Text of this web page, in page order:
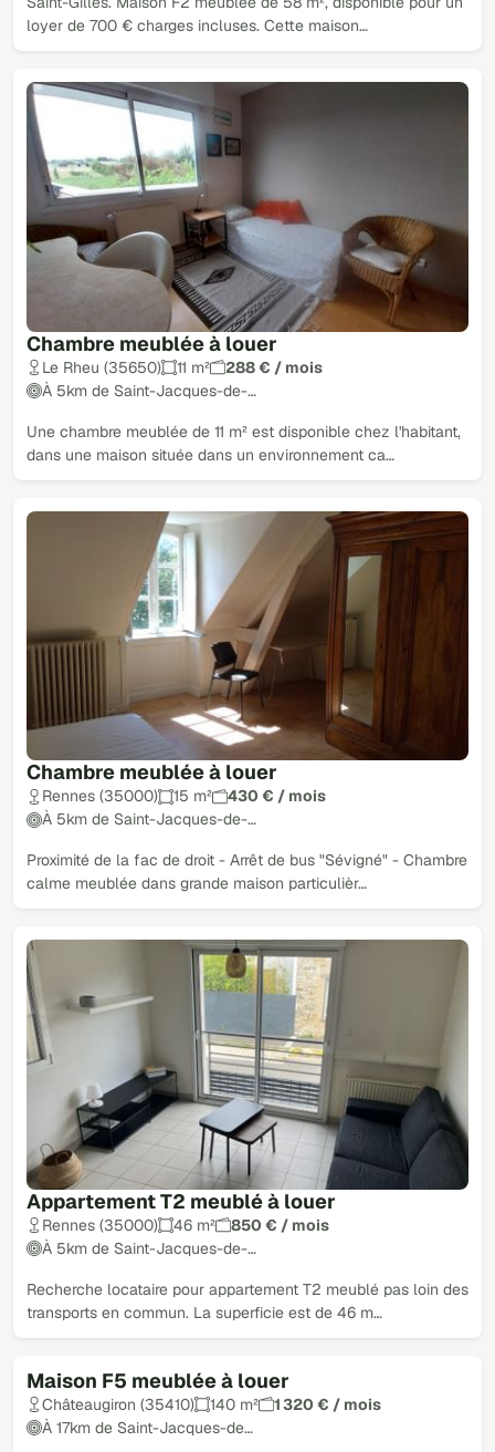
loyer de 700 € charges incluses. Cette maison…
Chambre meublée à louer
Le Rheu (35650) 11 m²
288 € / mois
À 5km de Saint-Jacques-de-…
Une chambre meublée de 11 m² est disponible chez l'habitant,
dans une maison située dans un environnement ca…
Chambre meublée à louer
Rennes (35000) 15 m²
430 € / mois
À 5km de Saint-Jacques-de-…
Proximité de la fac de droit - Arrêt de bus "Sévigné" - Chambre
calme meublée dans grande maison particulièr…
Appartement T2 meublé à louer
Rennes (35000) 46 m²
850 € / mois
À 5km de Saint-Jacques-de-…
Recherche locataire pour appartement T2 meublé pas loin des
transports en commun. La superficie est de 46 m…
Maison F5 meublée à louer
Châteaugiron (35410) 140 m²
1 320 € / mois
À 17km de Saint-Jacques-de…